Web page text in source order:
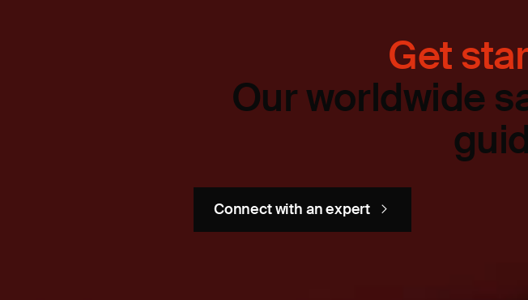
Get
Our worldwide
Connect with an expert